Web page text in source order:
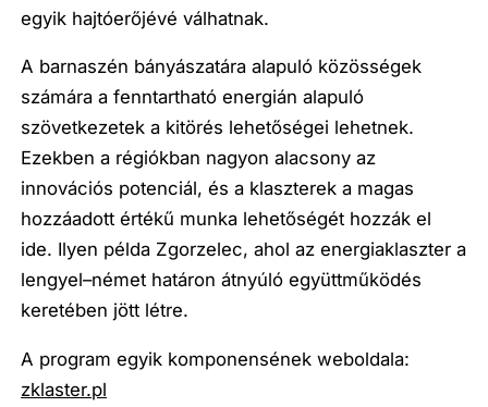
egyik hajtóerőjévé válhatnak.
A barnaszén bányászatára alapuló közösségek
számára a fenntartható energián alapuló
szövetkezetek a kitörés lehetőségei lehetnek.
Ezekben a régiókban nagyon alacsony az
innovációs potenciál, és a klaszterek a magas
hozzáadott értékű munka lehetőségét hozzák el
ide. Ilyen példa Zgorzelec, ahol az energiaklaszter a
lengyel–német határon átnyúló együttműködés
keretében jött létre.
A program egyik komponensének weboldala:
zklaster.pl